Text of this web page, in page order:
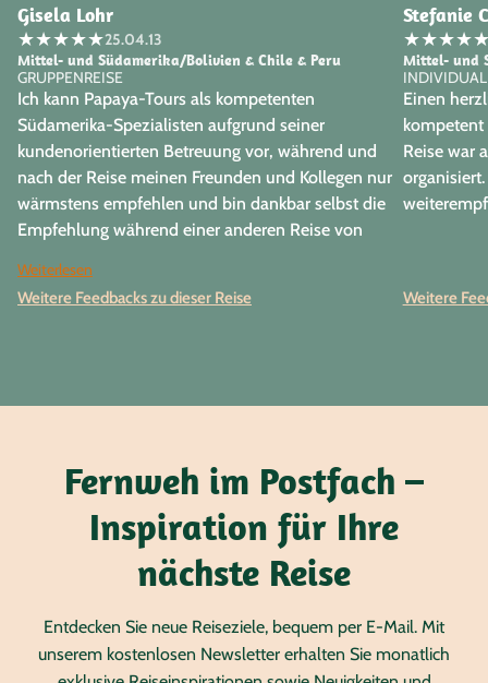
Gisela Lohr
★★★★★25.04.13
Mittel- und Südamerika/Bolivien & Chile & Peru
GRUPPENREISE
Ich kann Papaya-Tours als kompetenten
Südamerika-Spezialisten aufgrund seiner
kundenorientierten Betreuung vor, während und
nach der Reise meinen Freunden und Kollegen nur
wärmstens empfehlen und bin dankbar selbst die
Empfehlung während einer anderen Reise von
Weiterlesen
Weitere Feedbacks zu dieser Reise
Stefanie
★★★★
Mittel- und
Einen
kompetent
Reise war
Weitere
Fernweh im Postfach –
Inspiration für Ihre
nächste Reise
Entdecken Sie neue Reiseziele, bequem per E-Mail. Mit
unserem kostenlosen Newsletter erhalten Sie monatlich